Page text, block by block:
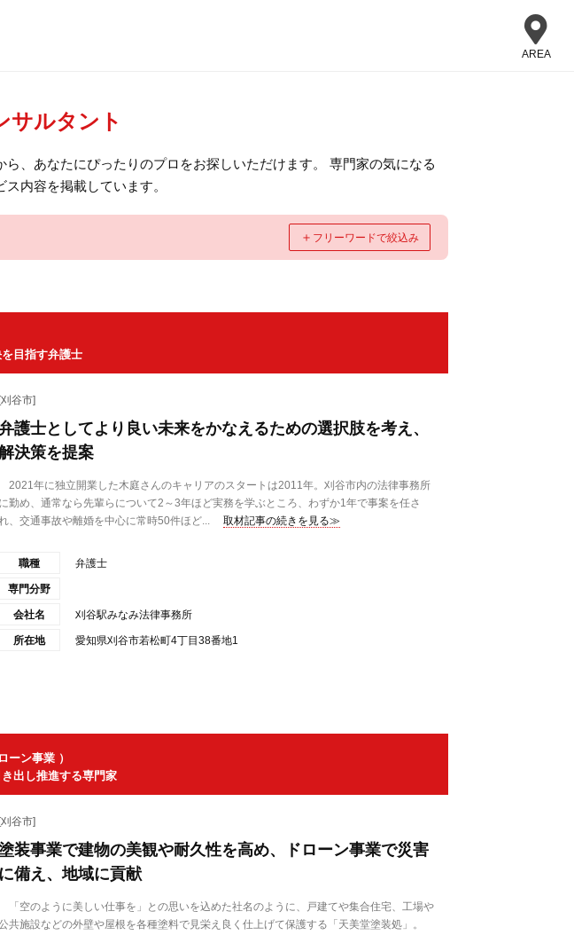
AREA
サルタント
、あなたにぴったりのプロをお探しいただけます。 専門家の気になる
内容を掲載しています。
＋ フリーワードで絞込み
目指す弁護士
[刈谷市]
護士としてより良い未来をかなえるための選択肢を考え、
決策を提案
2021年に独立開業した木庭さんのキャリアのスタートは2011年。刈谷市内の法律事務所
に勤め、通常なら先輩らについて2～3年ほど実務を学ぶところ、わずか1年で事案を任さ
、交通事故や離婚を中心に常時50件ほど...
取材記事の続きを見る≫
職種 弁護士
専門分野
会社名 刈谷駅みなみ法律事務所
所在地 愛知県刈谷市若松町4丁目38番地1
ーン事業 ）
出し推進する専門家
[刈谷市]
装事業で建物の美観や耐久性を高め、ドローン事業で災害
に備え、地域に貢献
「空のように美しい仕事を」との思いを込めた社名のように、戸建てや集合住宅、工場や
共施設などの外壁や屋根を各種塗料で見栄え良く仕上げて保護する「天美堂塗装処」。